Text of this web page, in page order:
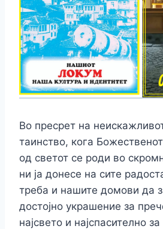
Во пресрет на
таинство, кога
од светот се роди во
ни ја донесе на сите
треба и нашите домови да
достојно украшение за
најсвето и најспасително